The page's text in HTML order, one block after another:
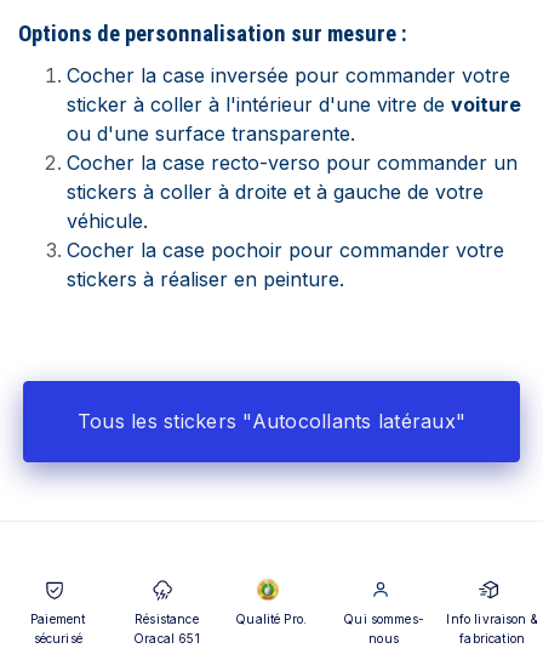
Options de personnalisation sur mesure :
Cocher la case inversée pour commander votre
sticker à coller à l'intérieur d'une vitre de voiture
ou d'une surface transparente.
Cocher la case recto-verso pour commander un
stickers à coller à droite et à gauche de votre
véhicule.
Cocher la case pochoir pour commander votre
stickers à réaliser en peinture.
Tous les stickers "Autocollants latéraux"
Paiement
sécurisé
Résistance
Oracal 651
Qualité Pro.
Qui sommes-
nous
Info livraison &
fabrication